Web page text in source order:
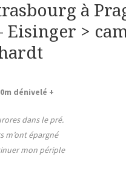
b
e
m
à
Eisinger >
dénivelé +
dans le pré.
m’ont épargné
mon périple